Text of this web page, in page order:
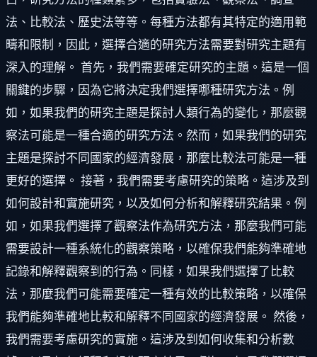
法、比較法、歷史法等等。每種方法都有其特定的適用範
疇和限制，因此，選擇合適的研究方法需要對研究主題有
深入的理解。 首先，我們需要確定研究的主題。這是一個
關鍵的步驟，因為它將決定我們選擇哪種研究方法。例
如，如果我們的研究主題是探討人類行為的變化，那麼觀
察法可能是一種合適的研究方法。然而，如果我們的研究
主題是探討不同國家的經濟發展，那麼比較法可能是一種
更好的選擇。 接著，我們需要考慮研究的策略。這涉及到
如何設計和實施研究，以及如何分析和解釋研究結果。例
如，如果我們選擇了觀察法作為研究方法，那麼我們可能
需要設計一種系統化的觀察策略，以確保我們能夠準確地
記錄和解釋觀察到的行為。同樣，如果我們選擇了比較
法，那麼我們可能需要確定一種有效的比較策略，以確保
我們能夠準確地比較和解釋不同國家的經濟發展。 然後，
我們需要考慮研究的實施。這涉及到如何收集和分析數